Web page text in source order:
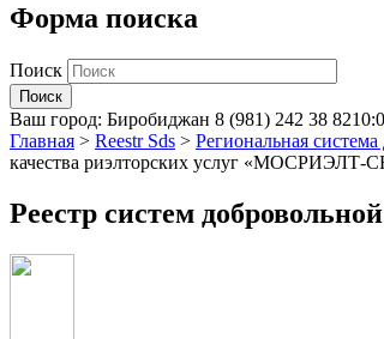
Форма поиска
Поиск
Ваш город: Биробиджан 8 (981) 242 38 82
Главная > Reestr Sds > Региональная
качества риэлторских услуг
Реестр систем